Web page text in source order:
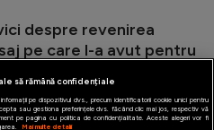
despre revenirea
pe care l-a avut pentru
să rămână confidențiale
pe dispozitivul dvs., precum identificatorii cookie unici pentru
sau gestiona preferințele dvs. făcând clic mai jos, respectiv vă
pe pagina cu politica de confidențialitate. Aceste alegeri vor fi
Mai multe detalii